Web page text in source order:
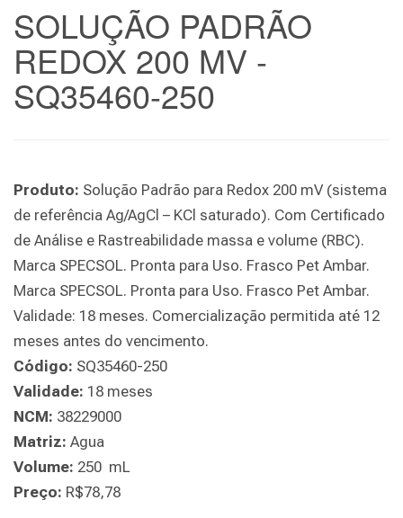
SOLUÇÃO PADRÃO
REDOX 200 MV -
SQ35460-250
Produto: Solução Padrão para Redox 200 mV (sistema
de referência Ag/AgCl – KCl saturado). Com Certificado
de Análise e Rastreabilidade massa e volume (RBC).
Marca SPECSOL. Pronta para Uso. Frasco Pet Ambar.
Marca SPECSOL. Pronta para Uso. Frasco Pet Ambar.
Validade: 18 meses. Comercialização permitida até 12
meses antes do vencimento.
Código: SQ35460-250
Validade: 18 meses
NCM: 38229000
Matriz: Agua
Volume: 250 mL
Preço: R$78,78